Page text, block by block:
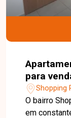
moradores. Agende sua visita e conheça de perto
este
que você e
para
emShopping
O bairro
em